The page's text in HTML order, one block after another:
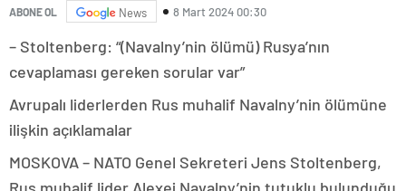
ABONE OL News 8 Mart 2024 00:30
– Stoltenberg: “(Navalny’nin ölümü) Rusya’nın
cevaplaması gereken sorular var”
Avrupalı liderlerden Rus muhalif Navalny’nin ölümüne
ilişkin açıklamalar
MOSKOVA – NATO Genel Sekreteri Jens Stoltenberg,